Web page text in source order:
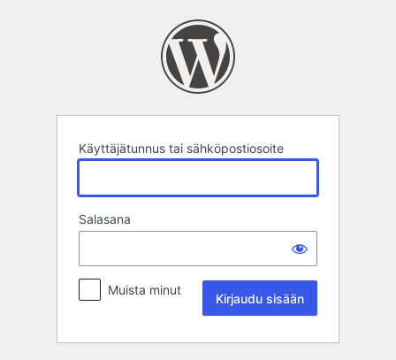
Käyttäjätunnus tai sähköpostiosoite
Salasana
Muista minut